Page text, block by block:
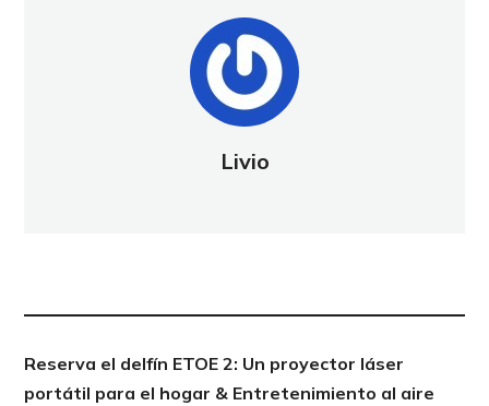
Livio
Reserva el delfín ETOE 2: Un proyector láser
portátil para el hogar & Entretenimiento al aire